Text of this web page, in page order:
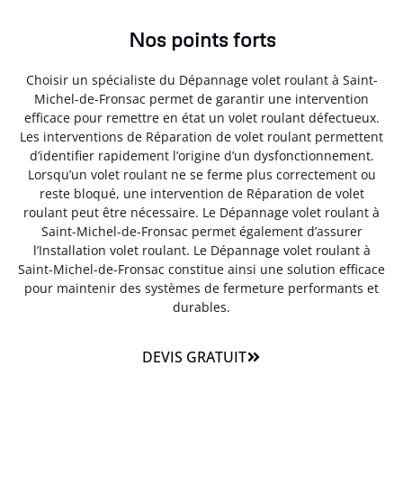
Nos points forts
Choisir un spécialiste du Dépannage volet roulant à Saint-
Michel-de-Fronsac permet de garantir une intervention
efficace pour remettre en état un volet roulant défectueux.
Les interventions de Réparation de volet roulant permettent
d’identifier rapidement l’origine d’un dysfonctionnement.
Lorsqu’un volet roulant ne se ferme plus correctement ou
reste bloqué, une intervention de Réparation de volet
roulant peut être nécessaire. Le Dépannage volet roulant à
Saint-Michel-de-Fronsac permet également d’assurer
l’Installation volet roulant. Le Dépannage volet roulant à
Saint-Michel-de-Fronsac constitue ainsi une solution efficace
pour maintenir des systèmes de fermeture performants et
durables.
DEVIS GRATUIT